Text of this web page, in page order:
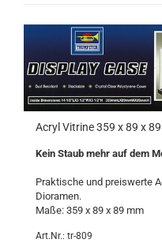
Acryl Vitrine 359 x 89 x
Kein Staub mehr auf dem
Praktische und preiswerte
Dioramen.
Maße: 359 x 89 x 89 mm
Art.Nr.: tr-809